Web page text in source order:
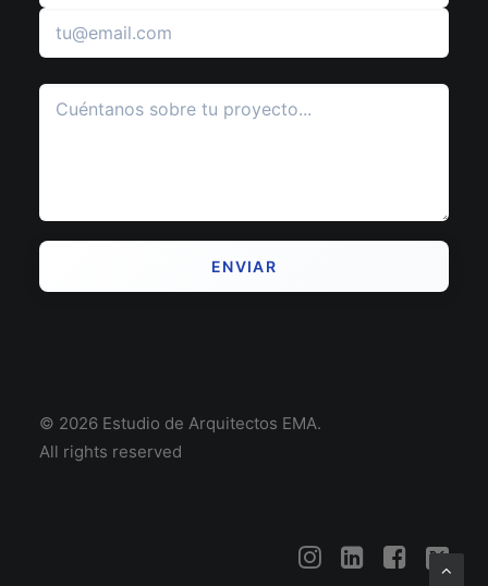
© 2026 Estudio de Arquitectos EMA.
All rights reserved